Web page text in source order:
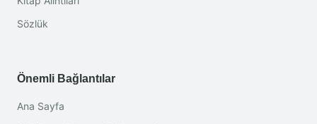
Sözlük
Önemli Bağlantılar
Ana Sayfa